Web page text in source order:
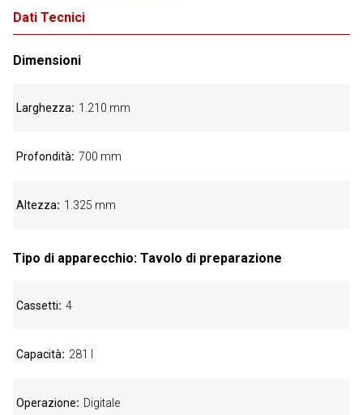
Dati Tecnici
Dimensioni
Larghezza 1.210 mm
Profondità 700 mm
Altezza 1.325 mm
Tipo di apparecchio: Tavolo di preparazione
Cassetti 4
Capacità 281 l
Operazione Digitale